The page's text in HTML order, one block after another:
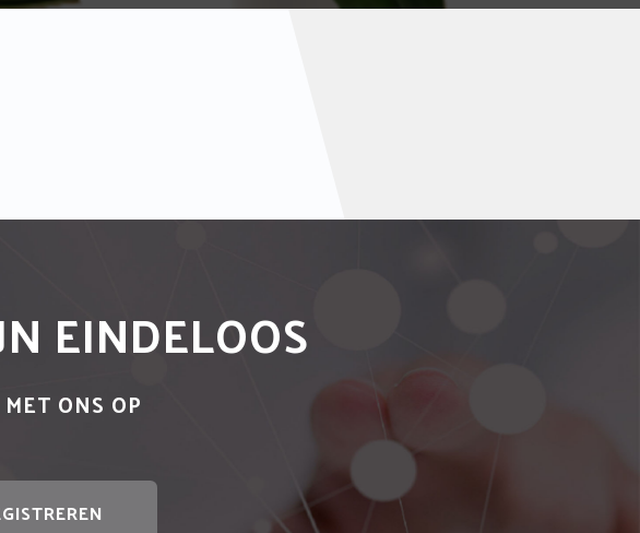
EINDELOOS
ONS OP